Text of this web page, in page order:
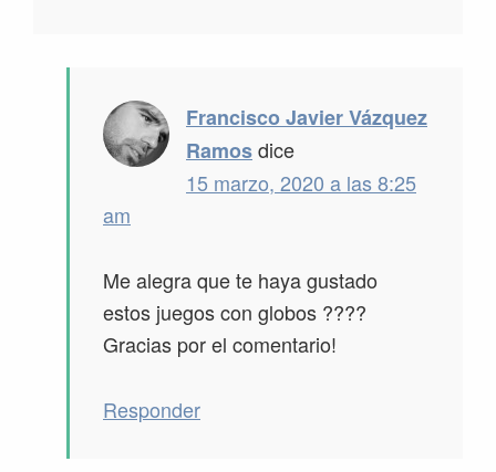
Francisco Javier Vázquez
Ramosdice
15 marzo, 2020 a las 8:25
am
Me alegra que te haya gustado
estos juegos con globos ????
Gracias por el comentario!
Responder